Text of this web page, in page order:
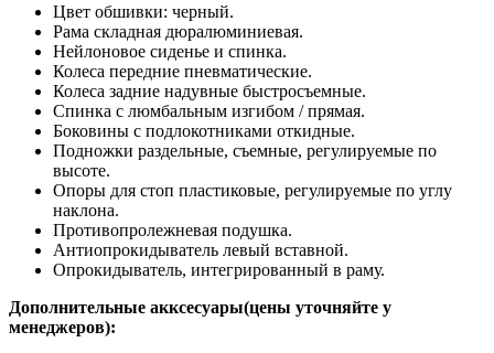
Цвет обшивки: черный.
Рама складная дюралюминиевая.
Нейлоновое сиденье и спинка.
Колеса передние пневматические.
Колеса задние надувные быстросъемные.
Спинка с люмбальным изгибом / прямая.
Боковины с подлокотниками откидные.
Подножки раздельные, съемные, регулируемые по
высоте.
Опоры для стоп пластиковые, регулируемые по углу
наклона.
Противопролежневая подушка.
Антиопрокидыватель левый вставной.
Опрокидыватель, интегрированный в раму.
Дополнительные акксесуары(цены уточняйте у
менеджеров):